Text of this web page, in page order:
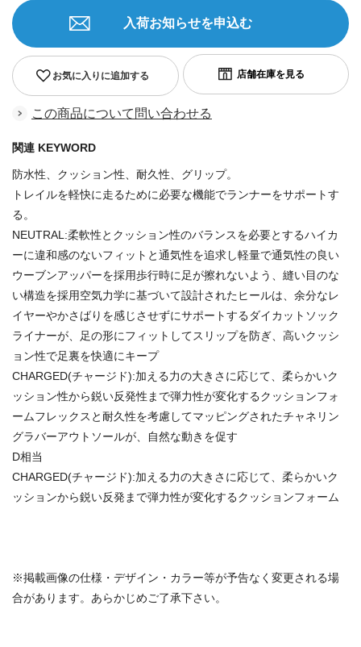
お気に入りに追加する
入荷お知らせを申込む
この商品について問い合わせる
関連 KEYWORD
防水性、クッション性、耐久性、グリップ。
トレイルを軽快に走るために必要な機能でランナーをサポートす
る。
NEUTRAL:柔軟性とクッション性のバランスを必要とするハイカ
ーに違和感のないフィットと通気性を追求し軽量で通気性の良い
ウーブンアッパーを採用歩行時に足が擦れないよう、縫い目のな
い構造を採用空気力学に基づいて設計されたヒールは、余分なレ
イヤーやかさばりを感じさせずにサポートするダイカットソック
ライナーが、足の形にフィットしてスリップを防ぎ、高いクッシ
ョン性で足裏を快適にキープ
CHARGED(チャージド):加える力の大きさに応じて、柔らかいク
ッション性から鋭い反発性まで弾力性が変化するクッションフォ
ームフレックスと耐久性を考慮してマッピングされたチャネリン
グラバーアウトソールが、自然な動きを促す
D相当
CHARGED(チャージド):加える力の大きさに応じて、柔らかいク
ッションから鋭い反発まで弾力性が変化するクッションフォーム
※掲載画像の仕様・デザイン・カラー等が予告なく変更される場
合があります。あらかじめご了承下さい。